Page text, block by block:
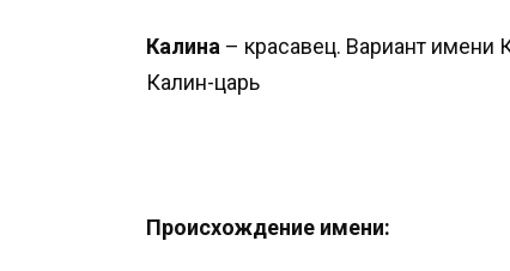
Калина – красавец. Вариант имени
Калин-царь
Происхождение имени: